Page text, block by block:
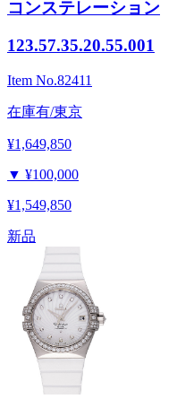
コンステレーション
123.57.35.20.55.001
Item No.82411
在庫有/東京
¥1,649,850
▼ ¥100,000
¥1,549,850
新品